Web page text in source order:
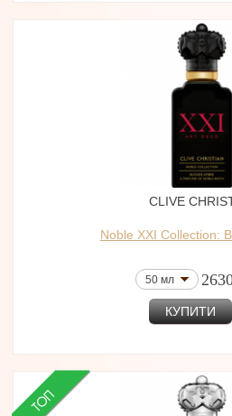
CLIVE
Noble XXI Collection:
50 мл
КУПИТИ